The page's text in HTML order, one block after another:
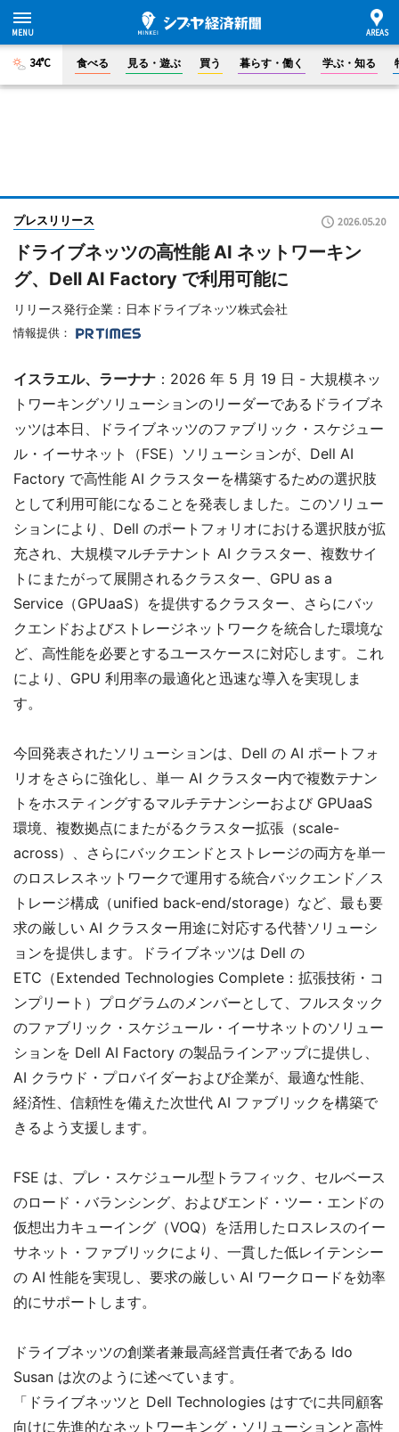
34°C 食べる 見る・遊ぶ 買う 暮らす・働く 学ぶ・知る
プレスリリース 2026.05.20
ドライブネッツの高性能 AI ネットワーキン
グ、Dell AI Factory で利用可能に
リリース発行企業：日本ドライブネッツ株式会社
情報提供：
イスラエル、ラーナナ ：2026 年 5 月 19 日 - 大規模ネッ
トワーキングソリューションのリーダーであるドライブネ
ッツは本日、ドライブネッツのファブリック・スケジュー
ル・イーサネット（FSE）ソリューションが、Dell AI
Factory で高性能 AI クラスターを構築するための選択肢
として利用可能になることを発表しました。このソリュー
ションにより、Dell のポートフォリオにおける選択肢が拡
充され、大規模マルチテナント AI クラスター、複数サイ
トにまたがって展開されるクラスター、GPU as a
Service（GPUaaS）を提供するクラスター、さらにバッ
クエンドおよびストレージネットワークを統合した環境な
ど、高性能を必要とするユースケースに対応します。これ
により、GPU 利用率の最適化と迅速な導入を実現しま
す。
今回発表されたソリューションは、Dell の AI ポートフォ
リオをさらに強化し、単一 AI クラスター内で複数テナン
トをホスティングするマルチテナンシーおよび GPUaaS
環境、複数拠点にまたがるクラスター拡張（scale-
across）、さらにバックエンドとストレージの両方を単一
のロスレスネットワークで運用する統合バックエンド／ス
トレージ構成（unified back-end/storage）など、最も要
求の厳しい AI クラスター用途に対応する代替ソリューシ
ョンを提供します。ドライブネッツは Dell の
ETC（Extended Technologies Complete：拡張技術・コ
ンプリート）プログラムのメンバーとして、フルスタック
のファブリック・スケジュール・イーサネットのソリュー
ションを Dell AI Factory の製品ラインアップに提供し、
AI クラウド・プロバイダーおよび企業が、最適な性能、
経済性、信頼性を備えた次世代 AI ファブリックを構築で
きるよう支援します。
FSE は、プレ・スケジュール型トラフィック、セルベース
のロード・バランシング、およびエンド・ツー・エンドの
仮想出力キューイング（VOQ）を活用したロスレスのイー
サネット・ファブリックにより、一貫した低レイテンシー
の AI 性能を実現し、要求の厳しい AI ワークロードを効率
的にサポートします。
ドライブネッツの創業者兼最高経営責任者である Ido
Susan は次のように述べています。
「ドライブネッツと Dell Technologies はすでに共同顧客
向けに先進的なネットワーキング・ソリューションと高性